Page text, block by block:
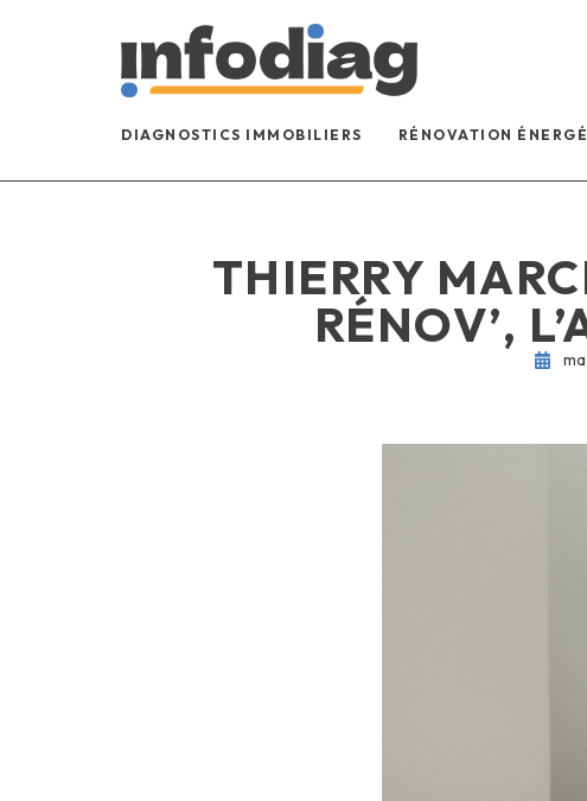
DIAGNOSTICS IMMOBILIERS RÉNOVATION
THIERRY
RÉNOV’,